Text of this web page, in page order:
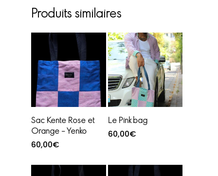
Produits similaires
Ajouter au
panier
Sac Kente Rose et
Orange – Yenko
60,00€
Ajouter au
Le Pink bag
60,00€